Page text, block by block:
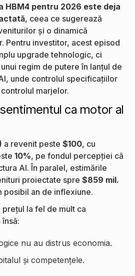
HBM4 pentru 2026 este deja
, ceea ce sugerează
și o dinamică
Pentru investitor, acest episod
upgrade tehnologic, ci
regim de putere în lanțul de
unde controlul specificațiilor
marjelor.
ca motor al
a revenit peste $100, cu
10%, pe fondul percepției că
AI. În paralel, estimările
proiectate spre $859 mil.
posibil an de inflexiune.
la fel de mult ca
nu au distrus economia.
și competențele.